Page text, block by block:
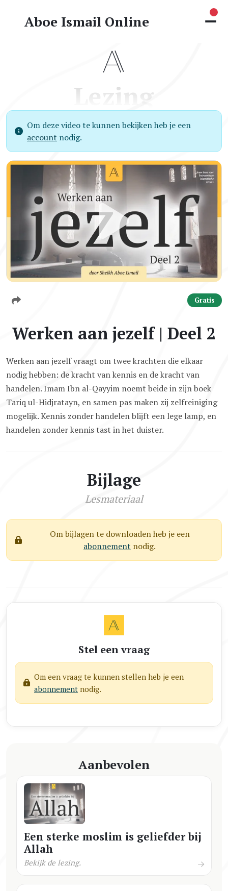
Aboe Ismail Online
Lezing
Om deze video te kunnen bekijken heb je een
account nodig.
Gratis
Werken aan jezelf | Deel 2
Werken aan jezelf vraagt om twee krachten die elkaar
nodig hebben: de kracht van kennis en de kracht van
handelen. Imam Ibn al-Qayyim noemt beide in zijn boek
Tariq ul-Hidjratayn, en samen pas maken zij zelfreiniging
mogelijk. Kennis zonder handelen blijft een lege lamp, en
handelen zonder kennis tast in het duister.
Bijlage
Lesmateriaal
Om bijlagen te downloaden heb je een
abonnement nodig.
Stel een vraag
Om een vraag te kunnen stellen heb je een
abonnement nodig.
Aanbevolen
Een sterke moslim is geliefder bij
Allah
Bekijk de lezing.